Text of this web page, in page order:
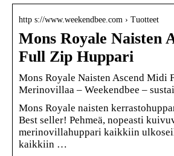
http s://www.weekendbee.com › Tuotteet
Mons Royale Naisten
Full Zip Huppari
Mons Royale Naisten Ascend Midi
Merinovillaa – Weekendbee –
Mons Royale naisten
Best seller! Pehmeä, nopeasti
merinovillahuppari kaikkiin
kaikkiin …